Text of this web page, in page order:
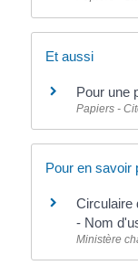
Et aussi
Pour une
Papiers -
Pour en savoir
Circulaire
- Nom
Ministère